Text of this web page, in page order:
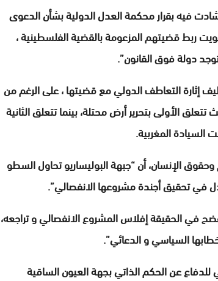
فيه بقرار محكمة العدل الدولية بشأن الدعوى
ربط قضيتهم المزعومة بالقضية الفلسطينية ،
توجد دولة فوق القانون”.
إثارة التعاطف الدولي مع قضيتها ، على الرغم من
الأولى بتحرير أرض محتلة، بينما تتعلق الثانية
السيادة المغربية.
الإنسان، أن “جبهة البوليساريو تحاول السطو
تحقيق أجندة مشروعها الانفصالي”.
في الحقيقة إفلاس المشروع الانفصالي و تراجعه،
السياسي و الدعائي”.
للدفاع عن الحكم الذاتي بجهة العيون الساقية